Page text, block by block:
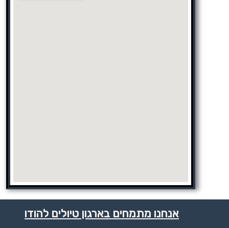
אנחנו מתמחים בארגון טיולים להודו